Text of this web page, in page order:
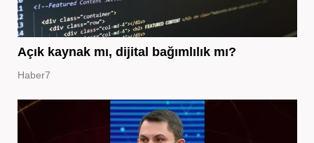
Açık kaynak mı, dijital bağımlılık mı?
Haber7